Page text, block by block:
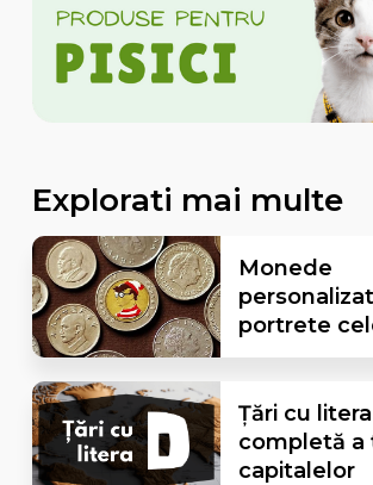
Explorati mai multe
Monede
portrete
Țări cu
completă a
capitalelor